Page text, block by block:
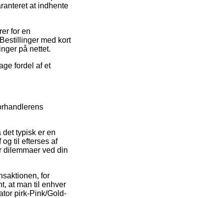
at indhente
for en
med kort
på nettet.
fordel af et
typisk er en
til efterses af
dilemmaer ved din
for
at man til enhver
pirk-Pink/Gold-